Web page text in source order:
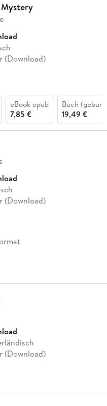
(Download)
eBook epub
7,85 €
Buch
19,49 €
(Download)
(Download)